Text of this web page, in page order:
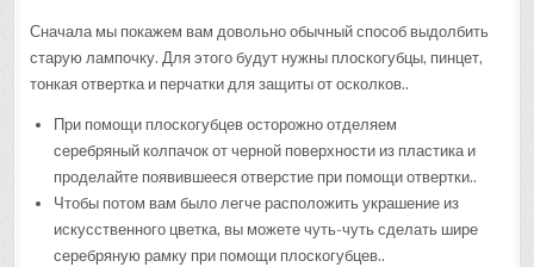
Сначала мы покажем вам довольно обычный способ выдолбить
старую лампочку. Для этого будут нужны плоскогубцы, пинцет,
тонкая отвертка и перчатки для защиты от осколков..
При помощи плоскогубцев осторожно отделяем
серебряный колпачок от черной поверхности из пластика и
проделайте появившееся отверстие при помощи отвертки..
Чтобы потом вам было легче расположить украшение из
искусственного цветка, вы можете чуть-чуть сделать шире
серебряную рамку при помощи плоскогубцев..